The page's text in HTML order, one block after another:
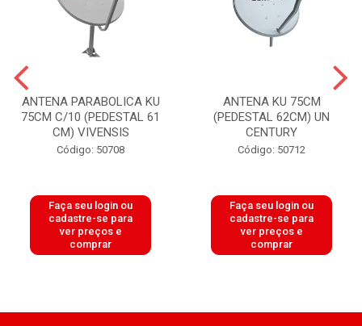
ANTENA PARABOLICA KU
75CM C/10 (PEDESTAL 61
CM) VIVENSIS
Código: 50708
Faça seu login ou
cadastre-se para
ver preços e
comprar
ANTENA KU 75CM
(PEDESTAL 62CM) UN
CENTURY
Código: 50712
Faça seu login ou
cadastre-se para
ver preços e
comprar